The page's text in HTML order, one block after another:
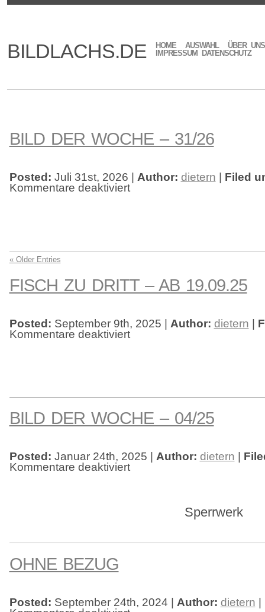
BILDLACHS.DE HOME AUSWAHL
ÜBER UNS
IMPRESSUM DATENSCHUTZ
BILD DER WOCHE – 31/26
Posted: Juli 31st, 2026 | Author: dietern
Filed
Kommentare deaktiviertfür
Bild
« Older Entries
FISCH ZU DRITT – AB 19.09.25
Posted: September 9th, 2025 | Author: dietern |
Kommentare deaktiviertfür
Fisch
BILD DER WOCHE – 04/25
Posted: Januar 24th, 2025 | Author: dietern
Kommentare deaktiviertfür
Bild
Sperrwerk
OHNE BEZUG
Posted: September 24th, 2024 | Author: dietern |
für